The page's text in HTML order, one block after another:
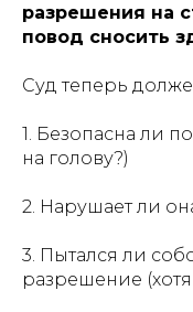
разрешения на
повод сносить
Суд теперь
1. Безопасна ли
на голову?)
2. Нарушает ли
3. Пытался ли
разрешение